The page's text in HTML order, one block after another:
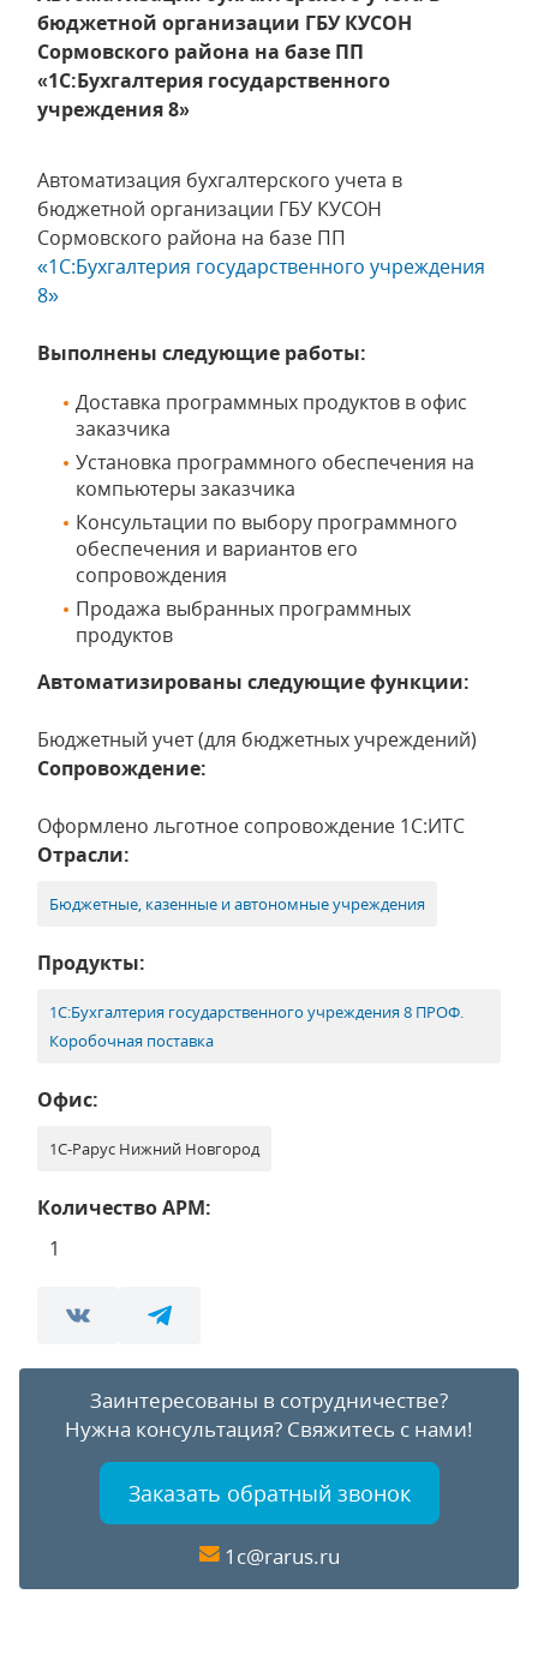
бюджетной организации ГБУ КУСОН
Сормовского района на базе ПП
«1С:Бухгалтерия государственного
учреждения 8»
Автоматизация бухгалтерского учета в
бюджетной организации ГБУ КУСОН
Сормовского района на базе ПП
«1С:Бухгалтерия государственного учреждения
8»
Выполнены следующие работы:
Доставка программных продуктов в офис
заказчика
Установка программного обеспечения на
компьютеры заказчика
Консультации по выбору программного
обеспечения и вариантов его
сопровождения
Продажа выбранных программных
продуктов
Автоматизированы следующие функции:
Бюджетный учет (для бюджетных учреждений)
Сопровождение:
Оформлено льготное сопровождение 1С:ИТС
Отрасли:
Бюджетные, казенные и автономные учреждения
Продукты:
1С:Бухгалтерия государственного учреждения 8 ПРОФ.
Коробочная поставка
Офис:
1С-Рарус Нижний Новгород
Количество АРМ:
1
Заинтересованы в сотрудничестве?
Нужна консультация? Свяжитесь с нами!
Заказать обратный звонок
1c@rarus.ru